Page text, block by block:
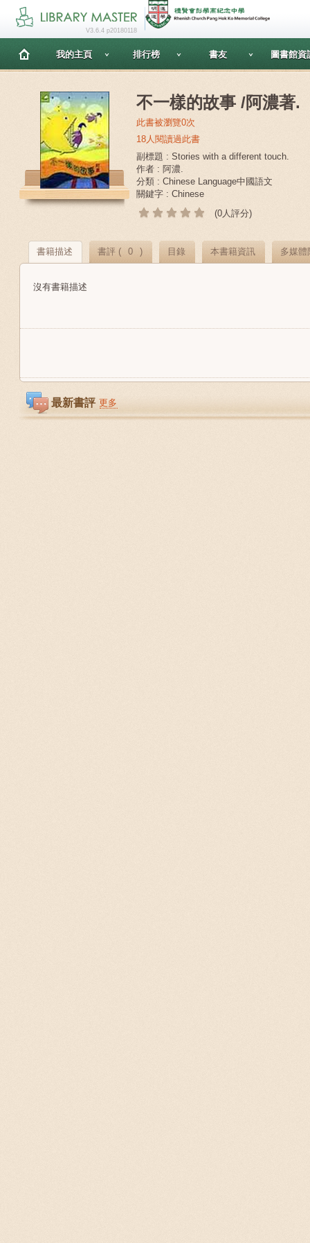
V3.6.4 p20180118
我的主頁 排行榜 書友 圖書館資
不一樣的故事 /阿濃著.
此書被瀏覽0次
18人閱讀過此書
副標題 : Stories with a different touch.
作者 : 阿濃.
分類 : Chinese Language中國語文
關鍵字 : Chinese
(0人評分)
書籍描述 書評 ( 0 ) 目錄 本書籍資訊 多媒體
沒有書籍描述
最新書評 更多